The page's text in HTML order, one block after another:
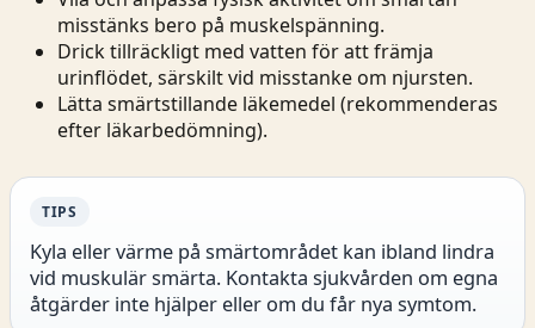
misstänks bero på muskelspänning.
Drick tillräckligt med vatten för att främja
urinflödet, särskilt vid misstanke om njursten.
Lätta smärtstillande läkemedel (rekommenderas
efter läkarbedömning).
TIPS
Kyla eller värme på smärtområdet kan ibland lindra
vid muskulär smärta. Kontakta sjukvården om egna
åtgärder inte hjälper eller om du får nya symtom.